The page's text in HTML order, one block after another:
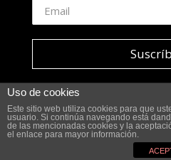
© 2018 SidesOut. All
Uso de cookies
Este sitio web utiliza cookies para que
usuario. Si continúa navegando está
de las mencionadas cookies y la
el enlace para mayor información.